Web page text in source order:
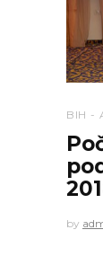
BIH
by